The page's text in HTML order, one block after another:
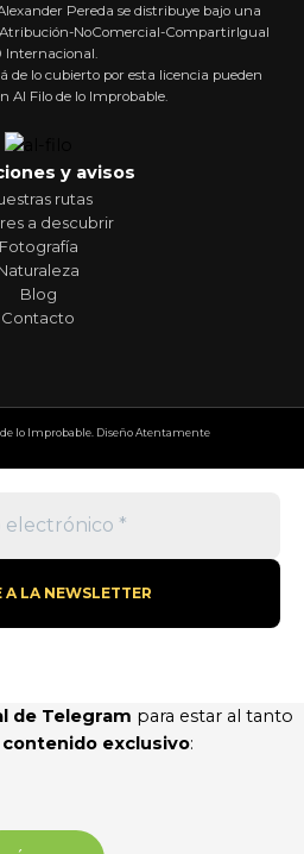
Pereda se distribuye bajo una
NoComercial-CompartirIgual
Internacional.
de lo cubierto por esta licencia pueden
Al Filo de lo Improbable.
y avisos
rutas
a descubrir
Fotografía
Blog
Contacto
lo Improbable. Diseño Atentamente
de Telegram para estar al tanto
contenido exclusivo: